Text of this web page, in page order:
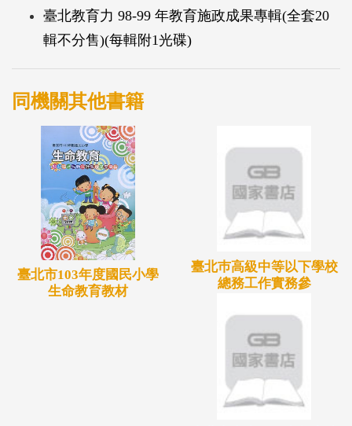
臺北教育力 98-99 年教育施政成果專輯(全套20
輯不分售)(每輯附1光碟)
同機關其他書籍
臺北市103年度國民小學
生命教育教材
臺北巿高級中等以下學校
總務工作實務參